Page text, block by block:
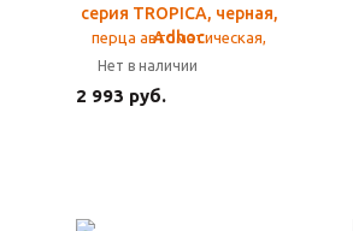
серия TROPICA, черная,
Adhoc
Нет в наличии
2 993 руб.